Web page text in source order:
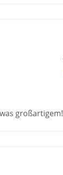
großartigem!